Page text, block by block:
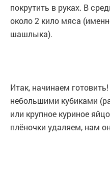
покрутить в руках. В
около 2 кило мяса
шашлыка).
Итак, начинаем
небольшими кубиками
или крупное куриное
плёночки удаляем, нам